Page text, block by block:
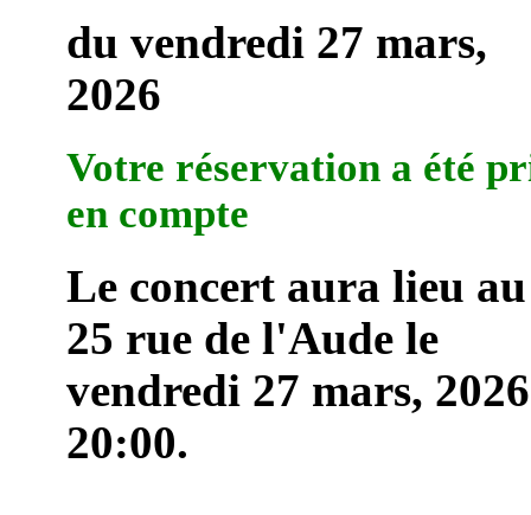
du vendredi 27 mars,
2026
Votre réservation a été
en compte
Le concert aura lieu au
25 rue de l'Aude le
vendredi 27 mars,
20:00.